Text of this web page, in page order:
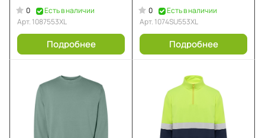
0
Есть в наличии
Арт. 1087553XL
Подробнее
0
Есть в наличии
Арт. 1074SU553XL
Подробнее